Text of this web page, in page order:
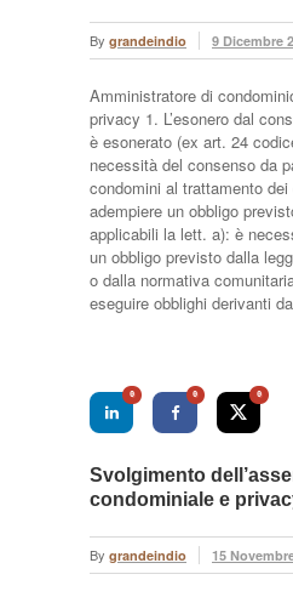
By grandeindio 9 Dicembre
Amministratore di
privacy 1. L’esonero dal
è esonerato (ex art. 24
necessità del consenso da
condomini al trattamento
adempiere un obbligo
applicabili la lett. a): è
un obbligo previsto dalla
o dalla normativa
eseguire obblighi derivanti
0 0 0
Svolgimento
condominiale e
By grandeindio 15